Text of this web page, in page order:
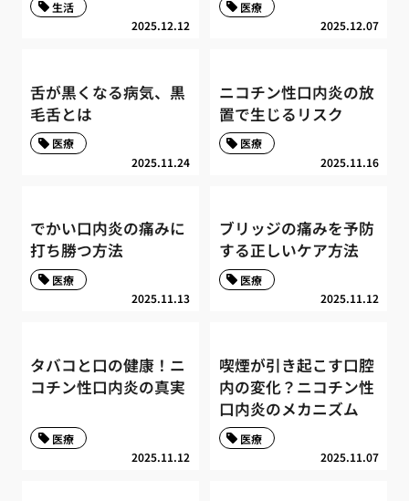
2025.12.12
生活
2025.12.07
医療
舌が黒くなる病気、黒
毛舌とは
2025.11.24
医療
ニコチン性口内炎の放
置で生じるリスク
2025.11.16
医療
でかい口内炎の痛みに
打ち勝つ方法
2025.11.13
医療
ブリッジの痛みを予防
する正しいケア方法
2025.11.12
医療
タバコと口の健康！ニ
コチン性口内炎の真実
2025.11.12
医療
喫煙が引き起こす口腔
内の変化？ニコチン性
口内炎のメカニズム
2025.11.07
医療